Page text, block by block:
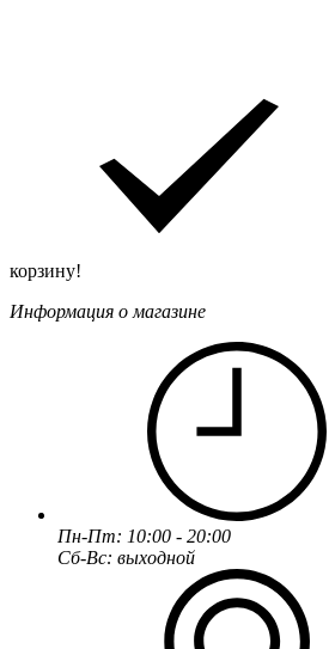
корзину!
Информация о магазине
Пн-Пт: 10:00 - 20:00
Сб-Вс: выходной